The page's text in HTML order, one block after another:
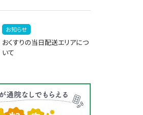
お知らせ
おくすりの当日配送エリアにつ
いて